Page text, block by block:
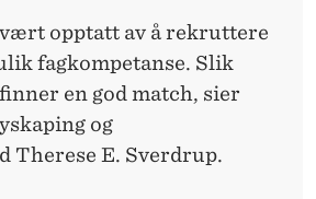
opptatt av å rekruttere
fagkompetanse. Slik
en god match, sier
og
Therese E. Sverdrup.